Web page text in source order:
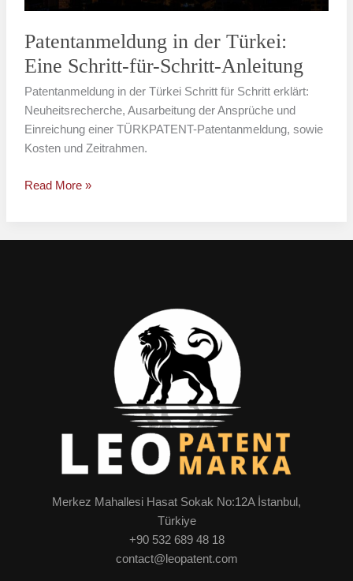
Patentanmeldung in der Türkei:
Eine Schritt-für-Schritt-Anleitung
Patentanmeldung in der Türkei Schritt für Schritt erklärt:
Neuheitsrecherche, Ausarbeitung der Ansprüche und
Einreichung einer TÜRKPATENT-Patentanmeldung, sowie
Kosten und Zeitrahmen.
Anleitung
Read More »
Merkez Mahallesi Hasat Sokak No:12A İstanbul,
Türkiye
+90 532 689 48 18
contact@leopatent.com